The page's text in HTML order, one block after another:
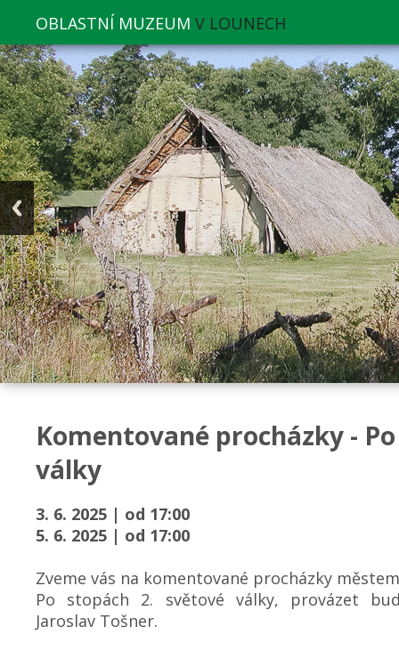
OBLASTNÍ MUZEUM V LOUNECH
Komentované procházky -
války
3. 6. 2025 | od 17:00
5. 6. 2025 | od 17:00
Zveme vás na komentované procházky
Po stopách 2. světové války, provázet
Jaroslav Tošner.